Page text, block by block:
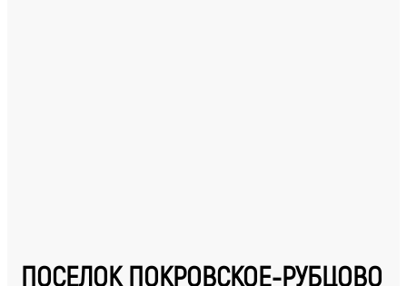
ПОСЕЛОК ПОКРОВСКОЕ-РУБЦОВО